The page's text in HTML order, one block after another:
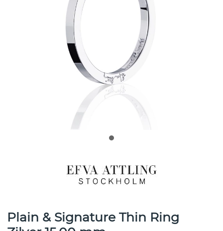
Plain & Signature Thin Ring